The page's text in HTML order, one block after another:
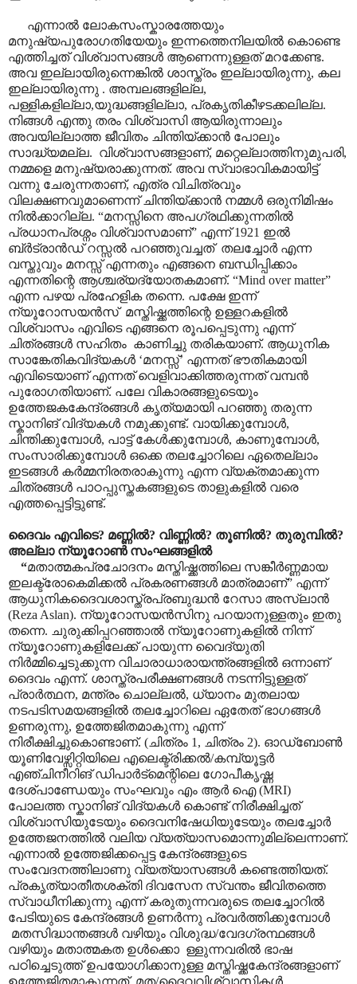
എന്നാൽ ലോകസംസ്കാരത്തേയും
മനുഷ്യപുരോഗതിയേയും ഇന്നത്തെനിലയിൽ കൊണ്ടെ
എത്തിച്ചത് വിശ്വാസങ്ങൾ ആണെന്നുള്ളത് മറക്കേണ്ട.
അവ ഇല്ലായിരുന്നെങ്കിൽ ശാസ്ത്രം ഇല്ലായിരുന്നു, കല
ഇല്ലായിരുന്നു . അമ്പലങ്ങളില്ല,
പള്ളികളില്ലാ,യുദ്ധങ്ങളില്ലാ, പ്രകൃതികീഴടക്കലില്ല.
നിങ്ങൾ എന്തു തരം വിശ്വാസി ആയിരുന്നാലും
അവയില്ലാത്ത ജീവിതം ചിന്തിയ്ക്കാൻ പോലും
സാദ്ധ്യമല്ല. വിശ്വാസങ്ങളാണ്, മറ്റെല്ലാത്തിനുമുപരി,
നമ്മളെ മനുഷ്യരാക്കുന്നത്. അവ സ്വാഭാവികമായിട്ട്
വന്നു ചേരുന്നതാണ്, എത്ര വിചിത്രവും
വിലക്ഷണവുമാണെന്ന് ചിന്തിയ്ക്കാൻ നമ്മൾ ഒരുനിമിഷം
നിൽക്കാറില്ല. “മനസ്സിനെ അപഗ്രഥിക്കുന്നതിൽ
പ്രധാനപ്രശ്നം വിശ്വാസമാണ്” എന്ന് 1921 ഇൽ
ബ്ർട്രാൻഡ് റസ്സൽ പറഞ്ഞുവച്ചത് തലച്ചോർ എന്ന
വസ്തുവും മനസ്സ് എന്നതും എങ്ങനെ ബന്ധിപ്പിക്കാം
എന്നതിന്റെ ആശ്ചര്യദ്യോതകമാണ്. “Mind over matter”
എന്ന പഴയ പ്രഹേളിക തന്നെ. പക്ഷേ ഇന്ന്
ന്യൂറോസയൻസ് മസ്തിഷ്ക്കത്തിന്റെ ഉള്ളറകളിൽ
വിശ്വാസം എവിടെ എങ്ങനെ രൂപപ്പെടുന്നു എന്ന്
ചിത്രങ്ങൾ സഹിതം കാണിച്ചു തരികയാണ്. ആധുനിക
സാങ്കേതികവിദ്യകൾ ‘മനസ്സ്’ എന്നത് ഭൗതികമായി
എവിടെയാണ് എന്നത് വെളിവാക്കിത്തരുന്നത് വമ്പൻ
പുരോഗതിയാണ്. പലേ വികാരങ്ങളുടെയും
ഉത്തേജകകേന്ദ്രങ്ങൾ കൃത്യമായി പറഞ്ഞു തരുന്ന
സ്കാനിങ് വിദ്യകൾ നമുക്കുണ്ട്. വായിക്കുമ്പോൾ,
ചിന്തിക്കുമ്പോൾ, പാട്ട് കേൾക്കുമ്പോൾ, കാണുമ്പോൾ,
സംസാരിക്കുമ്പോൾ ഒക്കെ തലച്ചോറിലെ ഏതെല്ലാം
ഇടങ്ങൾ കർമ്മനിരതരാകുന്നു എന്ന വ്യക്തമാക്കുന്ന
ചിത്രങ്ങൾ പാഠപ്പുസ്തകങ്ങളുടെ താളുകളിൽ വരെ
എത്തപ്പെട്ടിട്ടുണ്ട്.
ദൈവം എവിടെ? മണ്ണിൽ? വിണ്ണിൽ? തൂണിൽ? തുരുമ്പിൽ?
അല്ലാ ന്യൂറോൺ സംഘങ്ങളിൽ
“മതാത്മകപ്രചോദനം മസ്തിഷ്ക്കത്തിലെ സങ്കീർണ്ണമായ
ഇലക്ട്രോകെമിക്കൽ പ്രകരണങ്ങൾ മാത്രമാണ്” എന്ന്
ആധുനികദൈവശാസ്ത്രപ്രബുദ്ധൻ റേസാ അസ്ലാൻ
(Reza Aslan). ന്യൂറോസയൻസിനു പറയാനുള്ളതും ഇതു
തന്നെ. ചുരുക്കിപ്പറഞ്ഞാൽ ന്യൂറോണുകളിൽ നിന്ന്
ന്യൂറോണുകളിലേക്ക് പായുന്ന വൈദ്യുതി
നിർമ്മിച്ചെടുക്കുന്ന വിചാരാധാരായന്ത്രങ്ങളിൽ ഒന്നാണ്
ദൈവം എന്ന്. ശാസ്ത്രപരീക്ഷണങ്ങൾ നടന്നിട്ടുള്ളത്
പ്രാർത്ഥന, മന്ത്രം ചൊല്ലൽ, ധ്യാനം മുതലായ
നടപടിസമയങ്ങളിൽ തലച്ചോറിലെ ഏതേത് ഭാഗങ്ങൾ
ഉണരുന്നു, ഉത്തേജിതമാകുന്നു എന്ന്
നിരീക്ഷിച്ചുകൊണ്ടാണ്. (ചിത്രം 1 , ചിത്രം 2). ഓഡ്ബോൺ
യൂണിവേഴ്സിറ്റിയിലെ എലെക്ട്രിക്കൽ/കമ്പ്യൂട്ടർ
എഞ്ചിനീറിങ് ഡിപാർട്മെന്റിലെ ഗോപീകൃഷ്ണ
ദേശ്പാണ്ഡേയും സംഘവും എം ആർ ഐ (MRI)
പോലത്ത സ്കാനിങ് വിദ്യകൾ കൊണ്ട് നിരീക്ഷിച്ചത്
വിശ്വാസിയുടേയും ദൈവനിഷേധിയുടേയും തലച്ചോർ
ഉത്തേജനത്തിൽ വലിയ വ്യത്യാസമൊന്നുമില്ലെന്നാണ്.
എന്നാൽ ഉത്തേജിക്കപ്പെട്ട കേന്ദ്രങ്ങളുടെ
സംവേദനത്തിലാണു വ്യത്യാസങ്ങൾ കണ്ടെത്തിയത്.
പ്രകൃത്യാതീതശക്തി ദിവസേന സ്വന്തം ജീവിതത്തെ
സ്വാധീനിക്കുന്നു എന്ന് കരുതുന്നവരുടെ തലച്ചോറിൽ
പേടിയുടെ കേന്ദ്രങ്ങൾ ഉണർന്നു പ്രവർത്തിക്കുമ്പോൾ
മതസിദ്ധാന്തങ്ങൾ വഴിയും വിശുദ്ധ/വേദഗ്രന്ഥങ്ങൾ
വഴിയും മതാത്മകത ഉൾക്കൊ ള്ളുന്നവരിൽ ഭാഷ
പഠിച്ചെടുത്ത് ഉപയോഗിക്കാനുള്ള മസ്തിഷ്ക്കകേന്ദ്രങ്ങളാണ്
ഉത്തേജിതമാകുന്നത്. മത/ദൈവവിശ്വാസികൾ